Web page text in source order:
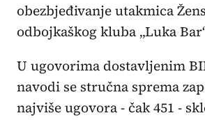
obezbjeđivanje utakmica
odbojkaškog kluba „Luka
U ugovorima dostavljenim
navodi se stručna sprema
najviše ugovora - čak 451 -